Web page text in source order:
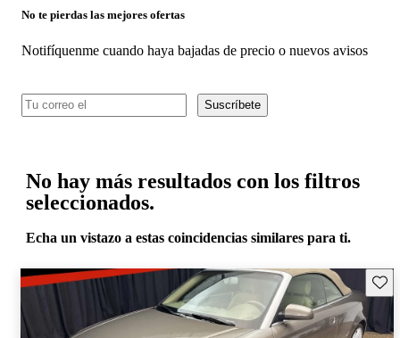
No te pierdas las mejores ofertas
Notifíquenme cuando haya bajadas de precio o nuevos avisos
Suscríbete
No hay más resultados con los filtros
seleccionados.
Echa un vistazo a estas coincidencias similares para ti.